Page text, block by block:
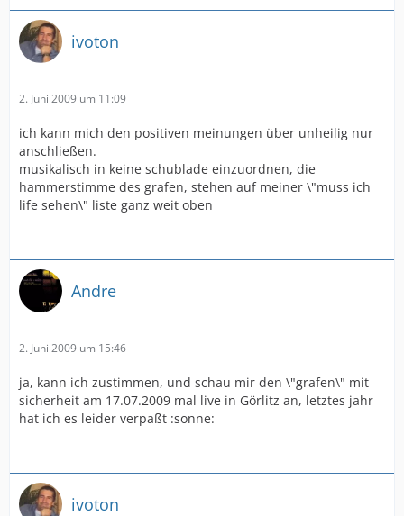
ivoton
2. Juni 2009 um 11:09
ich kann mich den positiven meinungen über unheilig nur
anschließen.
musikalisch in keine schublade einzuordnen, die
hammerstimme des grafen, stehen auf meiner \"muss ich
life sehen\" liste ganz weit oben
Andre
2. Juni 2009 um 15:46
ja, kann ich zustimmen, und schau mir den \"grafen\" mit
sicherheit am 17.07.2009 mal live in Görlitz an, letztes jahr
hat ich es leider verpaßt :sonne:
ivoton